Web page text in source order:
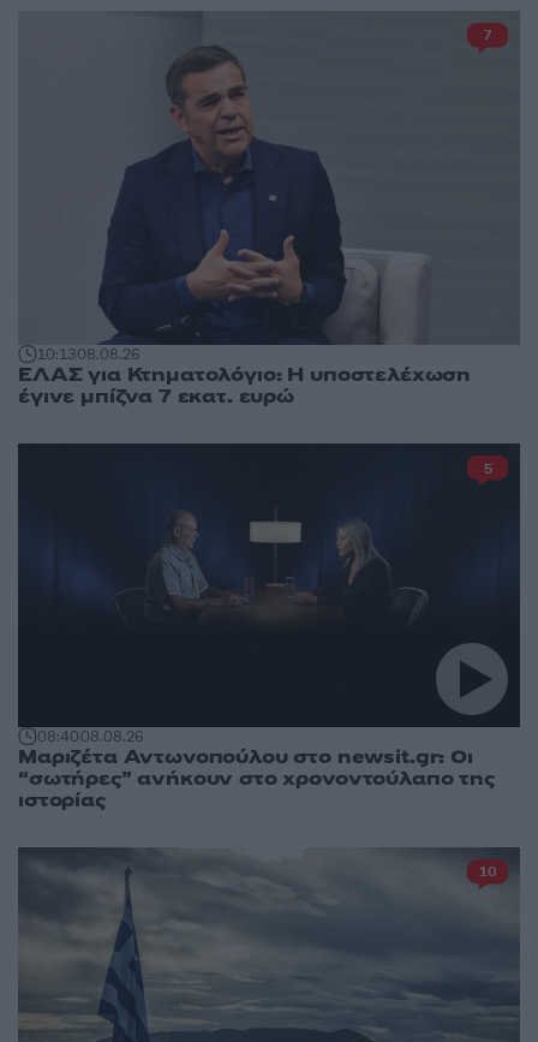
10:1308.08.26
ΕΛΑΣ για Κτηματολόγιο: Η υποστελέχωση
έγινε μπίζνα 7 εκατ. ευρώ
7
08:4008.08.26
Μαριζέτα Αντωνοπούλου στο newsit.gr: Οι
“σωτήρες” ανήκουν στο χρονοντούλαπο της
ιστορίας
5
10